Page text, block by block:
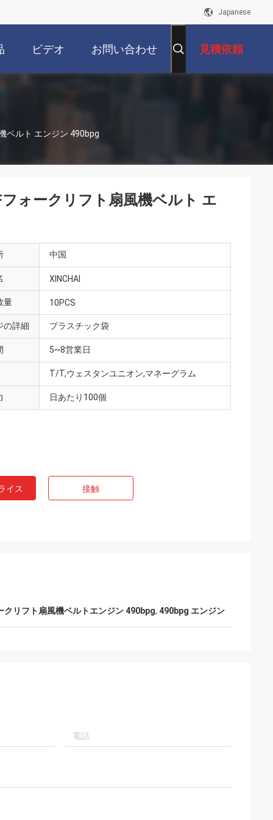
Japanese
ビデオ お問い合わせ 見積依頼
ベルト エンジン 490bpg
ォークリフト扇風機ベルト エ
中国
XINCHAI
量 10PCS
の詳細 プラスチック袋
5~8営業日
T/T,ウェスタンユニオン,マネーグラム
日あたり100個
イス 接触
クリフト扇風機ベルトエンジン 490bpg, 490bpg エンジン